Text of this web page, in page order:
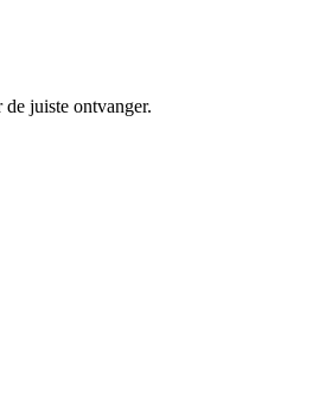
juiste ontvanger.